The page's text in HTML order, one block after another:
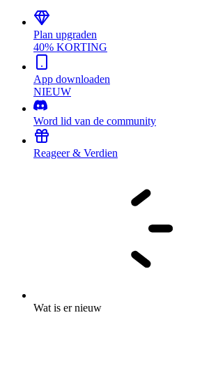
Plan upgraden
40% KORTING
App downloaden
NIEUW
Word lid van de community
Reageer & Verdien
Wat is er nieuw